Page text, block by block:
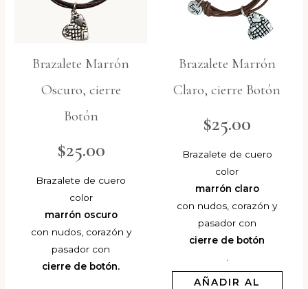
Brazalete Marrón
Oscuro, cierre
Botón
$25.00
Brazalete de cuero
color
marrón oscuro
con nudos, corazón y
pasador con
cierre de botón.
Brazalete Marrón
Claro, cierre Botón
$25.00
Brazalete de cuero
color
marrón claro
con nudos, corazón y
pasador con
cierre de botón
.
AÑADIR AL